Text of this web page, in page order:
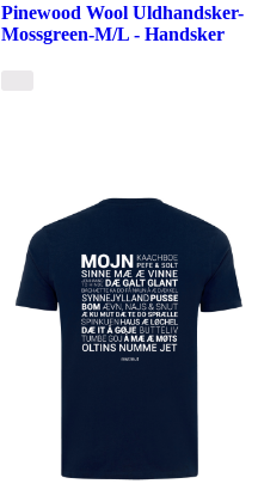
Pinewood Wool Uldhandsker-
Mossgreen-M/L - Handsker